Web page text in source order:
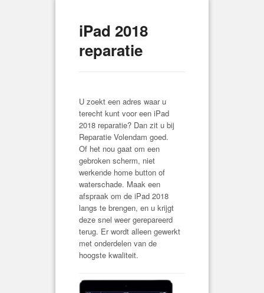
iPad 2018
reparatie
U zoekt een adres waar u
terecht kunt voor een iPad
2018 reparatie? Dan zit u bij
Reparatie Volendam goed.
Of het nou gaat om een
gebroken scherm, niet
werkende home button of
waterschade. Maak een
afspraak om de iPad 2018
langs te brengen, en u krijgt
deze snel weer gerepareerd
terug. Er wordt alleen gewerkt
met onderdelen van de
hoogste kwaliteit.